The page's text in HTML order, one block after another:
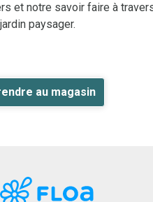
et notre savoir faire à
jardin paysager.
au magasin